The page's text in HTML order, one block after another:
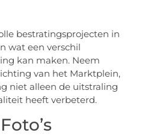
bestratingsprojecten in
wat een verschil
kan maken. Neem
van het Marktplein,
niet alleen de uitstraling
heeft verbeterd.